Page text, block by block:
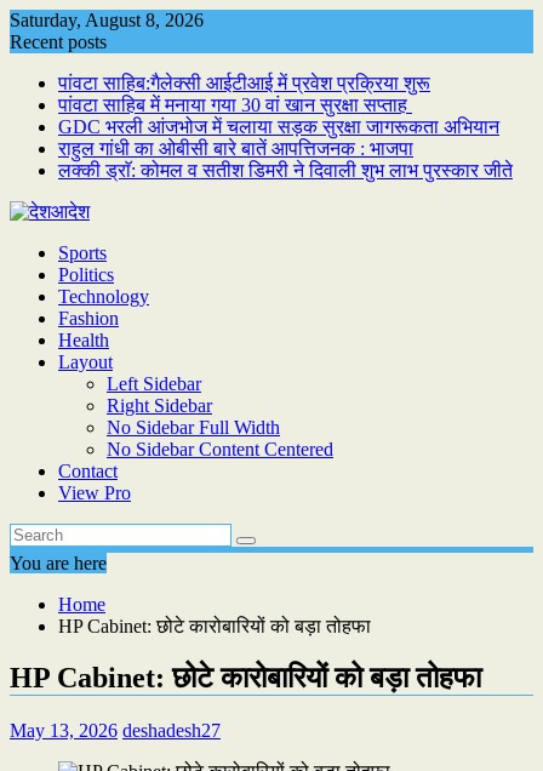
Skip
to
Saturday, August 8, 2026
Recent posts
पांवटा साहिब:गैलेक्सी आईटीआई में प्रवेश प्रक्रिया शुरू
पांवटा साहिब में मनाया गया 30 वां खान सुरक्षा सप्ताह
GDC भरली आंजभोज में चलाया सड़क सुरक्षा जागरूकता अभियान
राहुल गांधी का ओबीसी बारे बातें आपत्तिजनक : भाजपा
लक्की ड्राॅ: कोमल व सतीश डिमरी ने दिवाली शुभ लाभ पुरस्कार जीते
Sports
Politics
Technology
Fashion
Health
Layout
Left Sidebar
Right Sidebar
No Sidebar Full Width
No Sidebar Content Centered
Contact
View Pro
You are here
Home
HP Cabinet: छोटे कारोबारियों को बड़ा तोहफा
HP Cabinet: छोटे कारोबारियों को बड़ा तोहफा
May 13, 2026 deshadesh27